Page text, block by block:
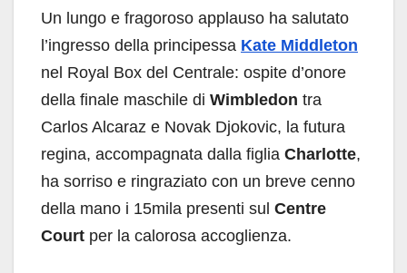
Un lungo e fragoroso applauso ha salutato
l’ingresso della principessa Kate Middleton
nel Royal Box del Centrale: ospite d’onore
della finale maschile di Wimbledon tra
Carlos Alcaraz e Novak Djokovic, la futura
regina, accompagnata dalla figlia Charlotte,
ha sorriso e ringraziato con un breve cenno
della mano i 15mila presenti sul Centre
Court per la calorosa accoglienza.